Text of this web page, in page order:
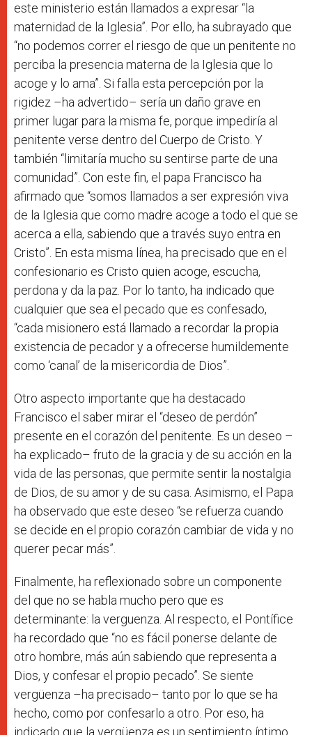
este ministerio están llamados a expresar “la
maternidad de la Iglesia”. Por ello, ha subrayado que
“no podemos correr el riesgo de que un penitente no
perciba la presencia materna de la Iglesia que lo
acoge y lo ama”. Si falla esta percepción por la
rigidez –ha advertido– sería un daño grave en
primer lugar para la misma fe, porque impediría al
penitente verse dentro del Cuerpo de Cristo. Y
también “limitaría mucho su sentirse parte de una
comunidad”. Con este fin, el papa Francisco ha
afirmado que “somos llamados a ser expresión viva
de la Iglesia que como madre acoge a todo el que se
acerca a ella, sabiendo que a través suyo entra en
Cristo”. En esta misma línea, ha precisado que en el
confesionario es Cristo quien acoge, escucha,
perdona y da la paz. Por lo tanto, ha indicado que
cualquier que sea el pecado que es confesado,
“cada misionero está llamado a recordar la propia
existencia de pecador y a ofrecerse humildemente
como ‘canal’ de la misericordia de Dios”.
Otro aspecto importante que ha destacado
Francisco el saber mirar el “deseo de perdón”
presente en el corazón del penitente. Es un deseo –
ha explicado– fruto de la gracia y de su acción en la
vida de las personas, que permite sentir la nostalgia
de Dios, de su amor y de su casa. Asimismo, el Papa
ha observado que este deseo “se refuerza cuando
se decide en el propio corazón cambiar de vida y no
querer pecar más”.
Finalmente, ha reflexionado sobre un componente
del que no se habla mucho pero que es
determinante: la verguenza. Al respecto, el Pontífice
ha recordado que “no es fácil ponerse delante de
otro hombre, más aún sabiendo que representa a
Dios, y confesar el propio pecado”. Se siente
vergüenza –ha precisado– tanto por lo que se ha
hecho, como por confesarlo a otro. Por eso, ha
indicado que la vergüenza es un sentimiento íntimo